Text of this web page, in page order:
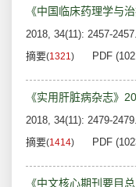
《中国临床药理学与
2018, 34(11): 2457-2457.
摘要(1321) PDF
《实用肝脏病杂志》
2018, 34(11): 2479-2479.
摘要(1414) PDF
《中文核心期刊要目